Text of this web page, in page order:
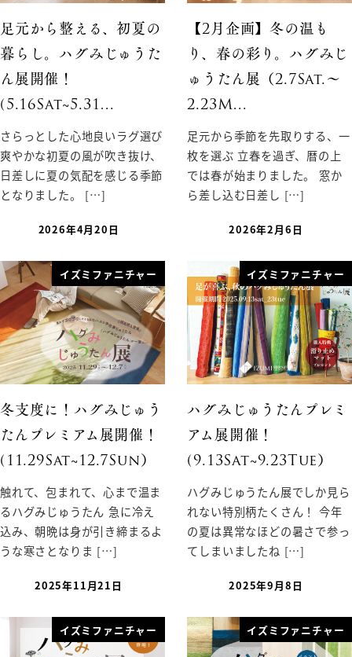
足元から整える、初夏の
暮らし。ハグみじゅうた
ん展開催！
(5.16Sat~5.31…
さらっとした心地良いラグ選び
爽やかな初夏の風が吹き抜け、
日差しに夏の気配を感じる季節
となりました。 […]
2026年4月20日
【2月企画】冬の温も
り、春の彩り。ハグみじ
ゅうたん展（2.7Sat.〜
2.23M…
足元から季節を先取りする、一
枚を選ぶ 立春を過ぎ、暦の上
では春が始まりました。 窓か
ら差し込む日差し […]
2026年2月6日
イズミファニチャー
冬支度に！ハグみじゅう
たんプレミアム展開催！
(11.29Sat~12.7Sun）
触れて、包まれて、心まで温ま
るハグみじゅうたん 急に冷え
込み、朝晩は身が引き締まるよ
うな寒さとなりま […]
2025年11月21日
イズミファニチャー
ハグみじゅうたんプレミ
アム展開催！
(9.13Sat~9.23Tue）
ハグみじゅうたん展でしか見ら
れない特別柄たくさん！ 今年
の夏は異常なほどの暑さで参っ
てしまいましたね […]
2025年9月8日
イズミファニチャー イズミファニチャー